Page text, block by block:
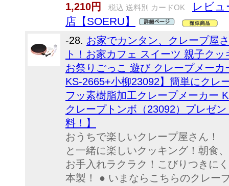
1,210円
税込 送料別 カードOK
レビュ
店【SOERU】
-28. お家でカンタン、クレープ屋
ト！お家カフェ スイーツ 親子ク
お祭りごっこ 遊び クレープメー
KS-2665+小柳23092】簡単にクレ
フッ素樹脂加工クレープメーカー
クレープトンボ（23092）プレゼ
料！】
おうちで楽しいクレープ屋さん
と一緒に楽しいクッキング！朝食
お手入れラクラク！こびりつきに
本製！ ● いまならこちらのクレ